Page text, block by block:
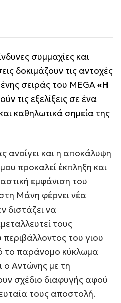
συμμαχίες και
δοκιμάζουν τις αντοχές
σειράς του MEGA«Η
τις εξελίξεις σε ένα
καθηλωτικά σημεία της
ανοίγει και η αποκάλυψη
προκαλεί έκπληξη και
εμφάνιση του
Μάνη φέρνει νέα
διστάζει να
τους
του γιου
το παράνομο κύκλωμα
ο Αντώνης με τη
σχέδιο διαφυγής αφού
τους αποστολή.